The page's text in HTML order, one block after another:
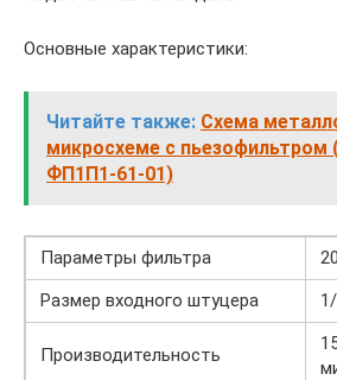
Основные характеристики:
Читайте также: Схема
микросхеме с пьезофильтром
ФП1П1-61-01)
Параметры фильтра
Размер входного штуцера
Производительность